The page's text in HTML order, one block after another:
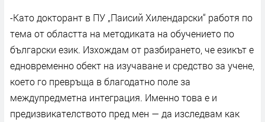
-Като докторант в ПУ „Паисий Хилендарски“ работя по
тема от областта на методиката на обучението по
български език. Изхождам от разбирането, че езикът е
едновременно обект на изучаване и средство за учене,
което го превръща в благодатно поле за
междупредметна интеграция. Именно това е и
предизвикателството пред мен — да изследвам как